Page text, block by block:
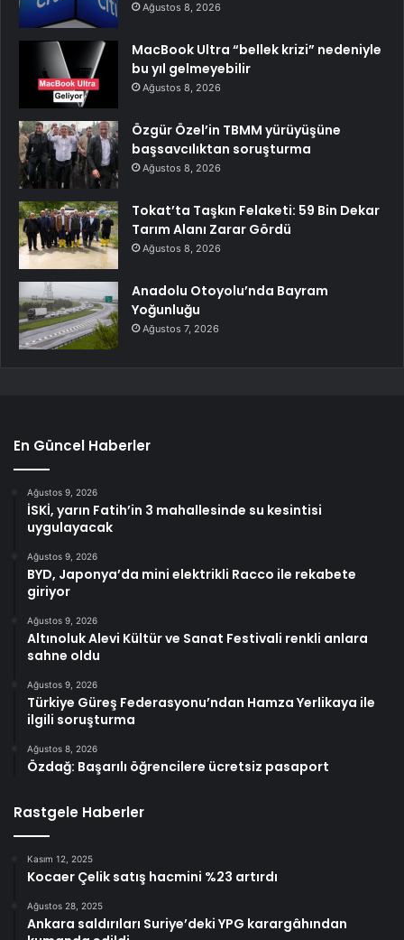
Ağustos 8, 2026
MacBook Ultra “bellek krizi” nedeniyle
bu yıl gelmeyebilir
Ağustos 8, 2026
Özgür Özel’in TBMM yürüyüşüne
başsavcılıktan soruşturma
Ağustos 8, 2026
Tokat’ta Taşkın Felaketi: 59 Bin Dekar
Tarım Alanı Zarar Gördü
Ağustos 8, 2026
Anadolu Otoyolu’nda Bayram
Yoğunluğu
Ağustos 7, 2026
En Güncel Haberler
Ağustos 9, 2026
İSKİ, yarın Fatih’in 3 mahallesinde su kesintisi
uygulayacak
Ağustos 9, 2026
BYD, Japonya’da mini elektrikli Racco ile rekabete
giriyor
Ağustos 9, 2026
Altınoluk Alevi Kültür ve Sanat Festivali renkli anlara
sahne oldu
Ağustos 9, 2026
Türkiye Güreş Federasyonu’ndan Hamza Yerlikaya ile
ilgili soruşturma
Ağustos 8, 2026
Özdağ: Başarılı öğrencilere ücretsiz pasaport
Rastgele Haberler
Kasım 12, 2025
Kocaer Çelik satış hacmini %23 artırdı
Ağustos 28, 2025
Ankara saldırıları Suriye’deki YPG karargâhından